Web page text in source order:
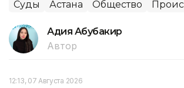
Суды Астана Общество
Адия Абубакир
Автор
12:13, 07 Августа 2026